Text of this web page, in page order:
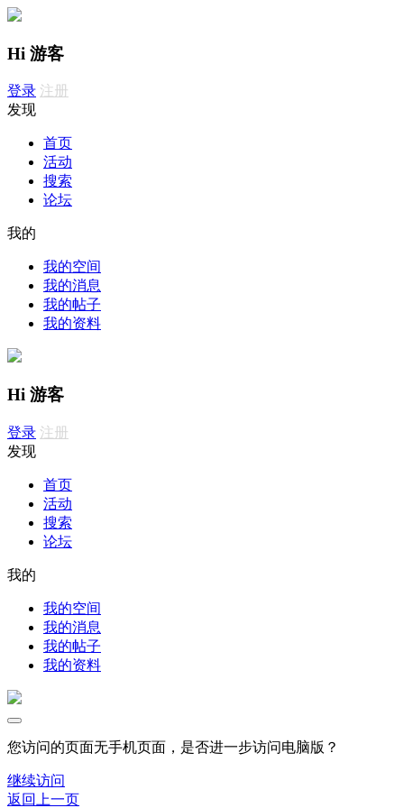
Hi 游客
登录 注册
发现
首页
活动
搜索
论坛
我的
我的空间
我的消息
我的帖子
我的资料
Hi 游客
登录 注册
发现
首页
活动
搜索
论坛
我的
我的空间
我的消息
我的帖子
我的资料
您访问的页面无手机页面，是否进一步访问电脑版？
继续访问
返回上一页